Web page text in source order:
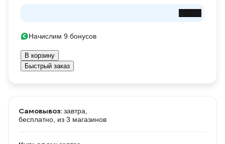
Начислим 9 бонусов
В корзину
Быстрый заказ
Самовывоз: завтра,
бесплатно , из 3 магазинов